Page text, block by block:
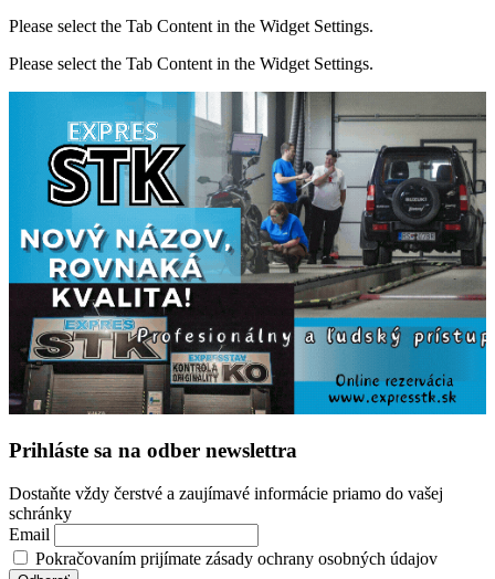
Please select the Tab Content in the Widget Settings.
Please select the Tab Content in the Widget Settings.
Prihláste sa na odber newslettra
Dostaňte vždy čerstvé a zaujímavé informácie priamo do vašej
schránky
Email
Pokračovaním prijímate zásady ochrany osobných údajov